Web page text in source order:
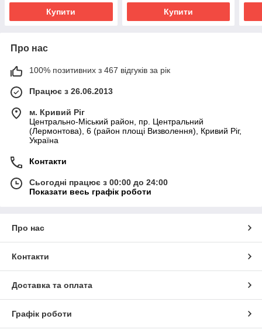
Купити Купити
Про нас
100% позитивних з 467 відгуків за рік
Працює з 26.06.2013
м. Кривий Ріг
Центрально-Міський район, пр. Центральний
(Лермонтова), 6 (район площі Визволення), Кривий Ріг,
Україна
Контакти
Сьогодні працює з 00:00 до 24:00
Показати весь графік роботи
Про нас
Контакти
Доставка та оплата
Графік роботи